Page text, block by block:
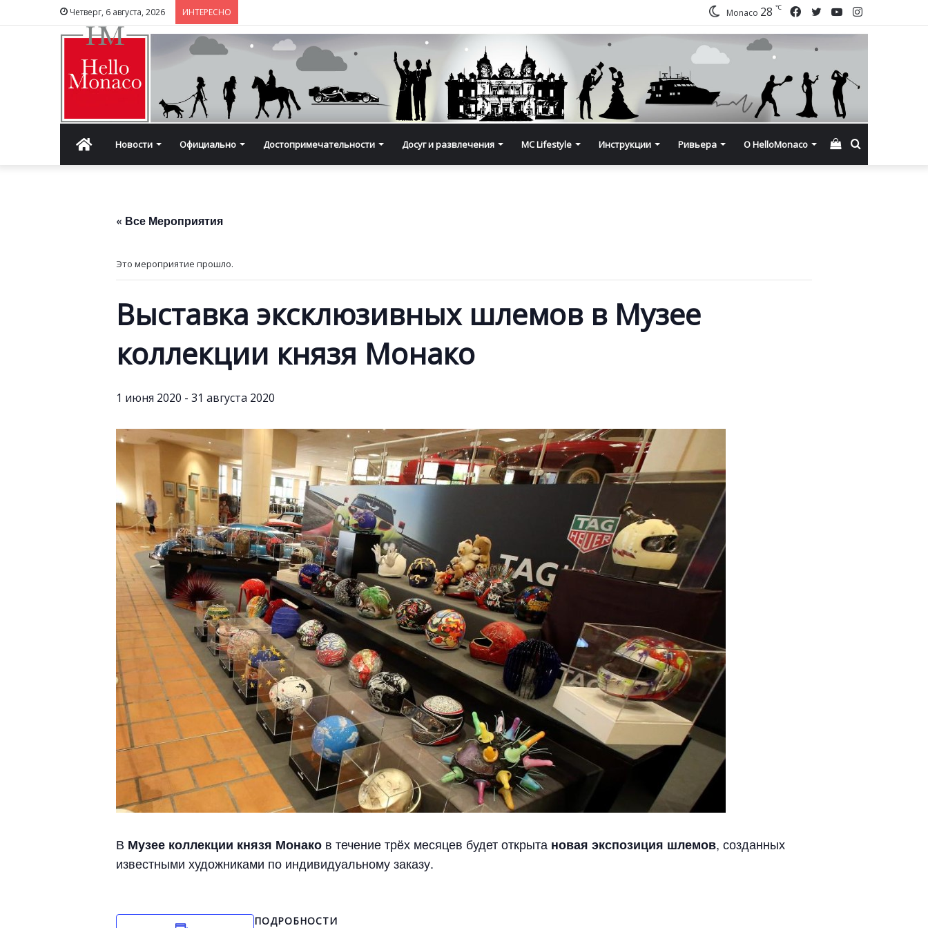
Четверг, 6 августа, 2026 ИНТЕРЕСНО Instagram
YouTube
Twitter
Facebook
Monaco 28 ℃
ГлавнаяНовости Официально Достопримечательности Досуг и развлечения MC Lifestyle Инструкции Ривьера О HelloMonaco Смотреть
« Все Мероприятия
Это мероприятие прошло.
Выставка эксклюзивных шлемов в Музее
коллекции князя Монако
1 июня 2020 - 31 августа 2020
В Музее коллекции князя Монако в течение трёх месяцев будет открыта новая экспозиция шлемов, созданных
известными художниками по индивидуальному заказу.
ПОДРОБНОСТИ